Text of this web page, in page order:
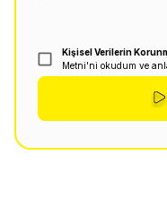
Kişisel Verilerin
Metni'ni okudum ve